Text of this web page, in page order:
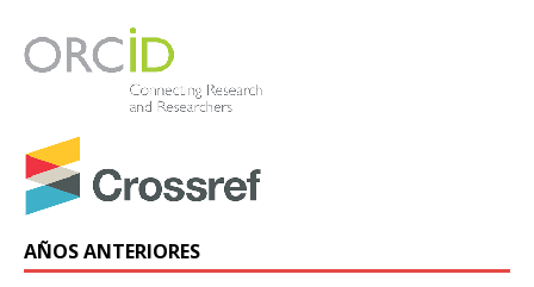
AÑOS ANTERIORES